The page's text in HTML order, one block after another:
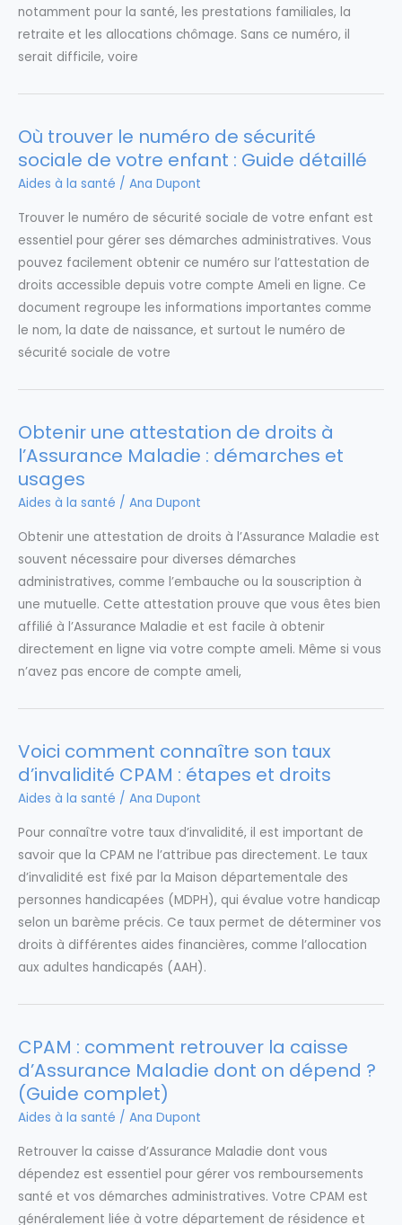
notamment pour la santé, les prestations familiales, la
retraite et les allocations chômage. Sans ce numéro, il
serait difficile, voire
Où trouver le numéro de sécurité
sociale de votre enfant : Guide détaillé
Aides à la santé / Ana Dupont
Trouver le numéro de sécurité sociale de votre enfant est
essentiel pour gérer ses démarches administratives. Vous
pouvez facilement obtenir ce numéro sur l’attestation de
droits accessible depuis votre compte Ameli en ligne. Ce
document regroupe les informations importantes comme
le nom, la date de naissance, et surtout le numéro de
sécurité sociale de votre
Obtenir une attestation de droits à
l’Assurance Maladie : démarches et
usages
Aides à la santé / Ana Dupont
Obtenir une attestation de droits à l’Assurance Maladie est
souvent nécessaire pour diverses démarches
administratives, comme l’embauche ou la souscription à
une mutuelle. Cette attestation prouve que vous êtes bien
affilié à l’Assurance Maladie et est facile à obtenir
directement en ligne via votre compte ameli. Même si vous
n’avez pas encore de compte ameli,
Voici comment connaître son taux
d’invalidité CPAM : étapes et droits
Aides à la santé / Ana Dupont
Pour connaître votre taux d’invalidité, il est important de
savoir que la CPAM ne l’attribue pas directement. Le taux
d’invalidité est fixé par la Maison départementale des
personnes handicapées (MDPH), qui évalue votre handicap
selon un barème précis. Ce taux permet de déterminer vos
droits à différentes aides financières, comme l’allocation
aux adultes handicapés (AAH).
CPAM : comment retrouver la caisse
d’Assurance Maladie dont on dépend ?
(Guide complet)
Aides à la santé / Ana Dupont
Retrouver la caisse d’Assurance Maladie dont vous
dépendez est essentiel pour gérer vos remboursements
santé et vos démarches administratives. Votre CPAM est
généralement liée à votre département de résidence et